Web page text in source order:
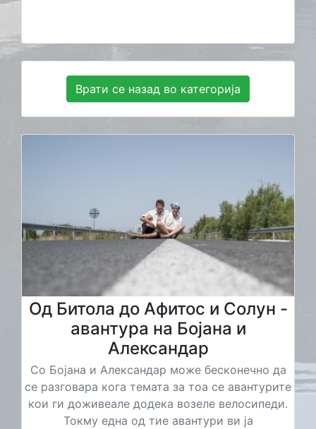
Врати се назад во категорија
Од Битола до Афитос и Солун -
авантура на Бојана и
Александар
Со Бојана и Александар може бесконечно да
се разговара кога темата за тоа се авантурите
кои ги доживеале додека возеле велосипеди.
Токму една од тие авантури ви ја